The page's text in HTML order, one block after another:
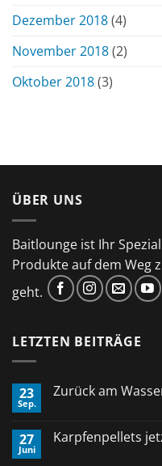
Dezember 2018(4)
November 2018(2)
Oktober 2018(3)
ÜBER UNS
Baitlounge ist Ihr
Produkte auf dem Weg
geht.
LETZTEN BEITRÄGE
23
Sep.
Zurück am
Zurück
27
Juni
Karpfenpellets